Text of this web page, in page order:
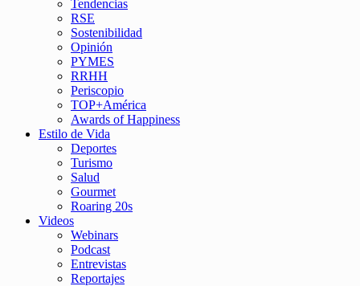
Tendencias
RSE
Sostenibilidad
Opinión
PYMES
RRHH
Periscopio
TOP+América
Awards of Happiness
Estilo de Vida
Deportes
Turismo
Salud
Gourmet
Roaring 20s
Videos
Webinars
Podcast
Entrevistas
Reportajes